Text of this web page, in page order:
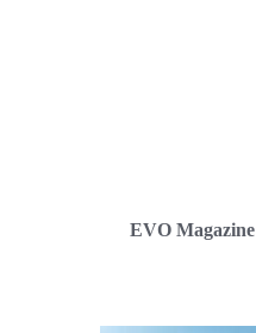
EVO Magazine